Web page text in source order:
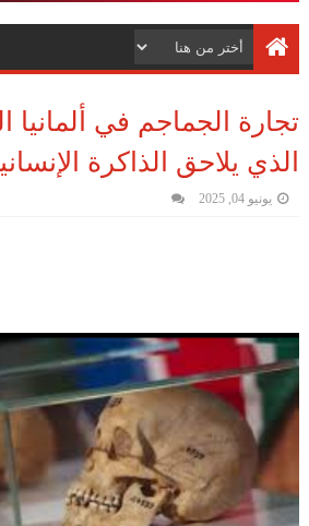
تجارة الجماجم في ألمانيا
الذي يلاحق الذاكرة
يونيو 04, 2025